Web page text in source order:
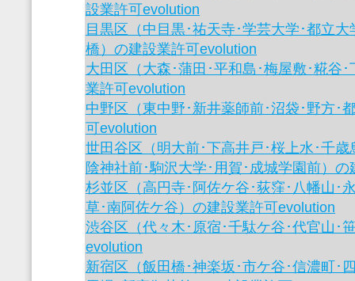
設業許可evolution
目黒区（中目黒･祐天寺･学芸大学･都立
橋）の建設業許可evolution
大田区（大森･蒲田･平和島･梅屋敷･糀谷
業許可evolution
中野区（東中野･新井薬師前･沼袋･野方･
可evolution
世田谷区（明大前･下高井戸･桜上水･千
陰神社前･駒沢大学･用賀･成城学園前）
杉並区（高円寺･阿佐ケ谷･荻窪･八幡山･
草･南阿佐ケ谷）の建設業許可evolution
渋谷区（代々木･原宿･千駄ケ谷･代官山･
evolution
新宿区（飯田橋･神楽坂･市ケ谷･信濃町･